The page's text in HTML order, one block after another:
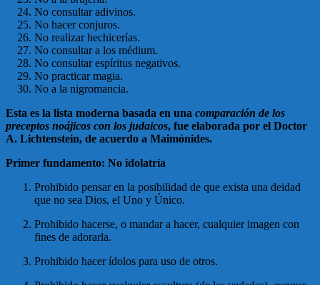
No consultar adivinos.
No hacer conjuros.
No realizar hechicerías.
No consultar a los médium.
No consultar espíritus negativos.
No practicar magia.
No a la nigromancia.
Esta es la lista moderna basada en una comparación de los
preceptos noájicos con los judaicos, fue elaborada por el Doctor
A. Lichtenstein, de acuerdo a Maimónides.
Primer fundamento: No idolatría
Prohibido pensar en la posibilidad de que exista una deidad
que no sea Dios, el Uno y Único.
Prohibido hacerse, o mandar a hacer, cualquier imagen con
fines de adorarla.
Prohibido hacer ídolos para uso de otros.